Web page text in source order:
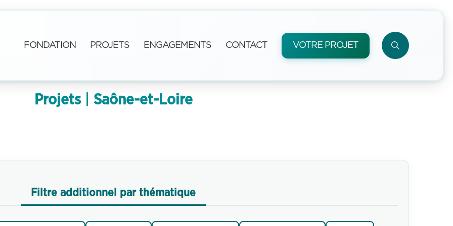
FONDATION PROJETS ENGAGEMENTS CONTACT VOTRE PROJET
Projets | Saône-et-Loire
Filtre additionnel par thématique